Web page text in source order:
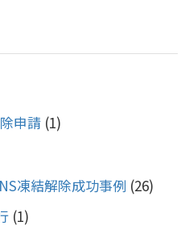
申請(1)
凍結解除成功事例 (26)
(1)